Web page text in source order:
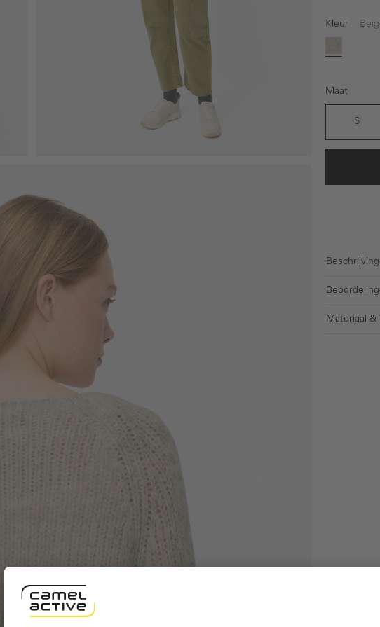
Kleur
Beige
Maat
S
Beschrijving
Materiaal &